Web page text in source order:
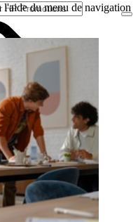
du menu de navigation